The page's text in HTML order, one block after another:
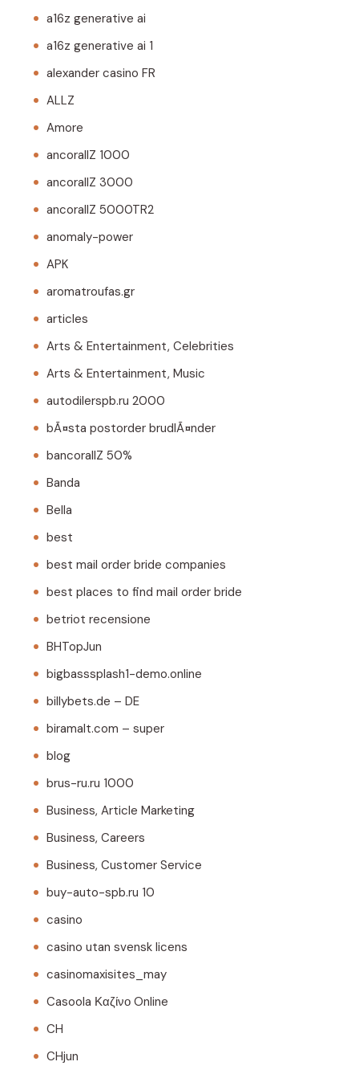
a16z generative ai
a16z generative ai 1
alexander casino FR
ALLZ
Amore
ancorallZ 1000
ancorallZ 3000
ancorallZ 5000TR2
anomaly-power
APK
aromatroufas.gr
articles
Arts & Entertainment, Celebrities
Arts & Entertainment, Music
autodilerspb.ru 2000
bÃ¤sta postorder brudlÃ¤nder
bancorallZ 50%
Banda
Bella
best
best mail order bride companies
best places to find mail order bride
betriot recensione
BHTopJun
bigbasssplash1-demo.online
billybets.de – DE
biramalt.com – super
blog
brus-ru.ru 1000
Business, Article Marketing
Business, Careers
Business, Customer Service
buy-auto-spb.ru 10
casino
casino utan svensk licens
casinomaxisites_may
Casoola Καζίνο Online
CH
CHjun